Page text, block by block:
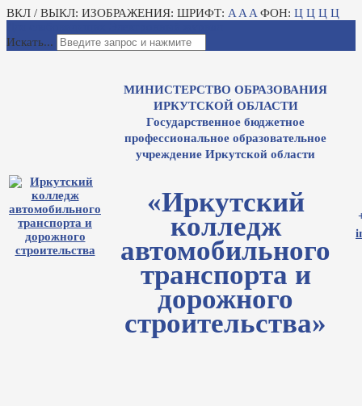
ВКЛ / ВЫКЛ: ИЗОБРАЖЕНИЯ: ШРИФТ: A A A ФОН: Ц Ц Ц Ц
Искать...
МИНИСТЕРСТВО ОБРАЗОВАНИЯ
ИРКУТСКОЙ ОБЛАСТИ
Государственное бюджетное
профессиональное образовательное
учреждение Иркутской области
«Иркутский
колледж
автомобильного
транспорта и
дорожного
строительства»